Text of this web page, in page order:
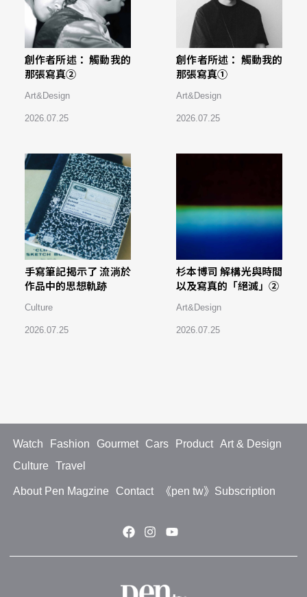
創作者所述： 觸動我的
那張寫真②
Art&Design
2026.07.25
創作者所述： 觸動我的
那張寫真①
Art&Design
2026.07.25
手寫筆記揭示了 流淌於
作品中的思想軌跡
Culture
2026.07.25
杉本博司 解構光與時間
以及寫真的「絕滅」②
Art&Design
2026.07.25
Watch Fashion Gourmet Cars Product
Art & Design
Culture
Travel
About Pen Magzine Contact 《pen tw》Subscription